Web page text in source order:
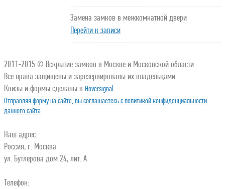
Замена замков в межкомнатной двери
Перейти к записи
2011-2015 © Вскрытие замков в Москве и Московской области
Все права защищены и зарезервированы их владельцами.
Квизы и формы сделаны в Hoversignal
Отправляя форму на сайте, вы соглашаетесь с политикой конфиденциальности
данного сайта
Наш адрес:
Россия, г. Москва
ул. Бутлерова дом 24, лит. А
Телефон: